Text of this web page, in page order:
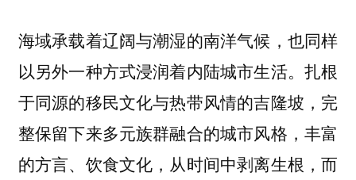
海域承载着辽阔与潮湿的南洋气候，也同样
以另外一种方式浸润着内陆城市生活。扎根
于同源的移民文化与热带风情的吉隆坡，完
整保留下来多元族群融合的城市风格，丰富
的方言、饮食文化，从时间中剥离生根，而